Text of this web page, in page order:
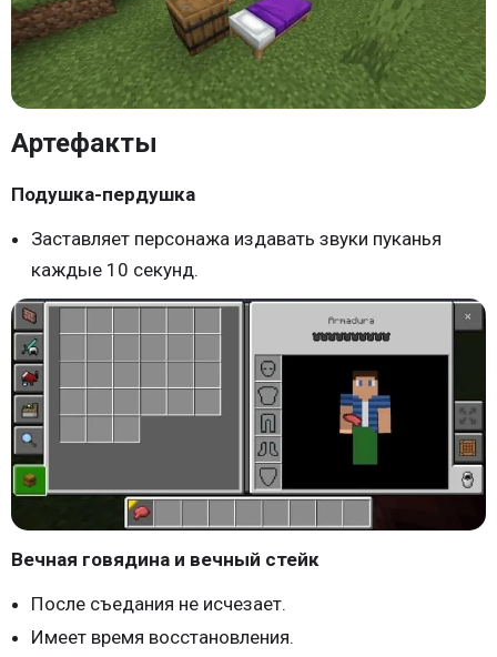
Артефакты
Подушка-пердушка
Заставляет персонажа издавать звуки пуканья
каждые 10 секунд.
Вечная говядина и вечный стейк
После съедания не исчезает.
Имеет время восстановления.